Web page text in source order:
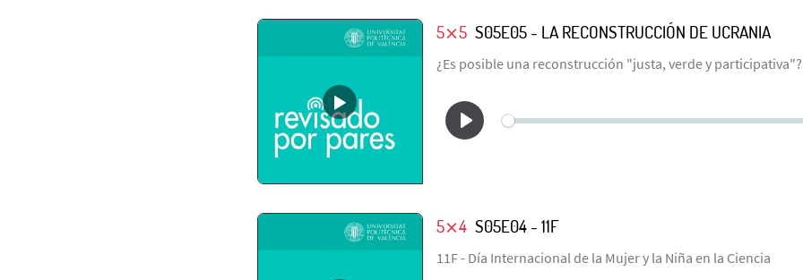
5⨯5 S05E05 - LA RECONSTRUCCIÓN DE UCRANIA
¿Es posible una reconstrucción "justa, verde y participativa"?
5⨯4 S05E04 - 11F
11F - Día Internacional de la Mujer y la Niña en la Ciencia